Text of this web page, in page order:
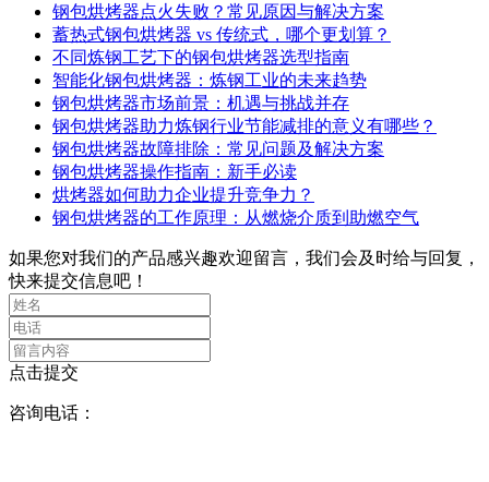
钢包烘烤器点火失败？常见原因与解决方案
蓄热式钢包烘烤器 vs 传统式，哪个更划算？
不同炼钢工艺下的钢包烘烤器选型指南
智能化钢包烘烤器：炼钢工业的未来趋势
钢包烘烤器市场前景：机遇与挑战并存
钢包烘烤器助力炼钢行业节能减排的意义有哪些？
钢包烘烤器故障排除：常见问题及解决方案
钢包烘烤器操作指南：新手必读
烘烤器如何助力企业提升竞争力？
钢包烘烤器的工作原理：从燃烧介质到助燃空气
如果您对我们的产品感兴趣欢迎留言，我们会及时给与回复，
快来提交信息吧！
点击提交
咨询电话：